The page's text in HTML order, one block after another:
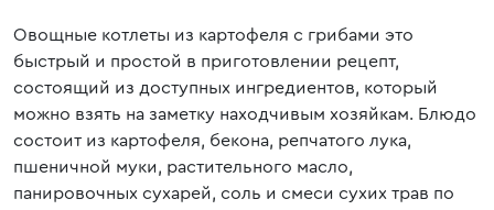
Овощные котлеты из картофеля с грибами это
быстрый и простой в приготовлении рецепт,
состоящий из доступных ингредиентов, который
можно взять на заметку находчивым хозяйкам. Блюдо
состоит из картофеля, бекона, репчатого лука,
пшеничной муки, растительного масло,
панировочных сухарей, соль и смеси сухих трав по